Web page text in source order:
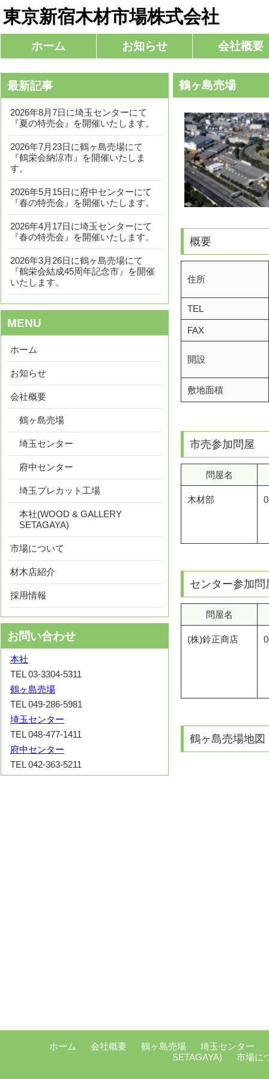
東京新宿木材市場株式会社
メインメニュー
ン
テ
ン
移
動
ホーム お知らせ 会社概要
鶴ヶ島売場
概要
住所
TEL
FAX
開設
敷地面積
市売参加問屋
問屋名
木材部
センター参加問
問屋名
(株)鈴正商店
鶴ヶ島売場地図
最新記事
2026年8月7日に埼玉センターにて
『夏の特売会』を開催いたします。
2026年7月23日に鶴ヶ島売場にて
『鶴栄会納涼市』を開催いたしま
す。
2026年5月15日に府中センターにて
『春の特売会』を開催いたします。
2026年4月17日に埼玉センターにて
『春の特売会』を開催いたします。
2026年3月26日に鶴ヶ島売場にて
『鶴栄会結成45周年記念市』を開催
いたします。
MENU
ホーム
お知らせ
会社概要
鶴ヶ島売場
埼玉センター
府中センター
埼玉プレカット工場
本社(WOOD & GALLERY
SETAGAYA)
市場について
材木店紹介
採用情報
お問い合わせ
本社
TEL 03-3304-5311
鶴ヶ島売場
TEL 049-286-5981
埼玉センター
TEL 048-477-1411
府中センター
TEL 042-363-5211
ホーム 会社概要 鶴ヶ島売場 埼玉センター
SETAGAYA)
市場に